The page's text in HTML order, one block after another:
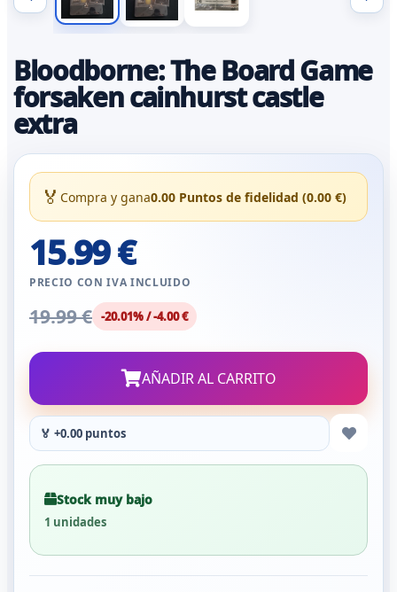
Bloodborne: The Board Game
forsaken cainhurst castle
extra
🏅 Compra y gana0.00 Puntos de fidelidad (0.00 €)
15.99 €
PRECIO CON IVA INCLUIDO
19.99 € -20.01% / -4.00 €
AÑADIR AL CARRITO
🏅 +0.00 puntos
Stock muy bajo
1 unidades